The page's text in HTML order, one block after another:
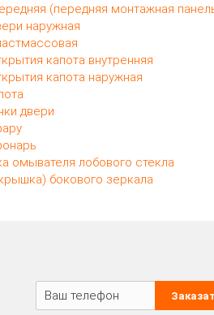
(передняя монтажная
наружная
капота внутренняя
капота наружная
двери
омывателя лобового стекла
бокового зеркала